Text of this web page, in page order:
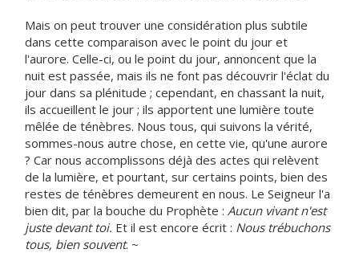
Mais on peut trouver une considération plus subtile
dans cette comparaison avec le point du jour et
l'aurore. Celle-ci, ou le point du jour, annoncent que la
nuit est passée, mais ils ne font pas découvrir l'éclat du
jour dans sa plénitude ; cependant, en chassant la nuit,
ils accueillent le jour ; ils apportent une lumière toute
mêlée de ténèbres. Nous tous, qui suivons la vérité,
sommes-nous autre chose, en cette vie, qu'une aurore
? Car nous accomplissons déjà des actes qui relèvent
de la lumière, et pourtant, sur certains points, bien des
restes de ténèbres demeurent en nous. Le Seigneur l'a
bien dit, par la bouche du Prophète : Aucun vivant n'est
juste devant toi. Et il est encore écrit : Nous trébuchons
tous, bien souvent. ~